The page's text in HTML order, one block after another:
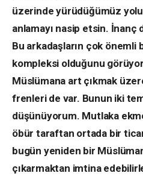
üzerinde yürüdüğümüz
anlamayı nasip etsin. İnanç
Bu arkadaşların çok önemli
kompleksi olduğunu
Müslümana art çıkmak
frenleri de var. Bunun iki
düşünüyorum. Mutlaka
öbür taraftan ortada bir
bugün yeniden bir
çıkarmaktan imtina